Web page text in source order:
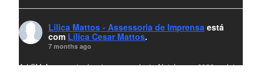
Lilica Mattos - Assessoria de Imprensa está
com Lilica Cesar Mattos.
7 months ago
A LCM Assessoria deseja um excelente Natal e um 2026 repleto